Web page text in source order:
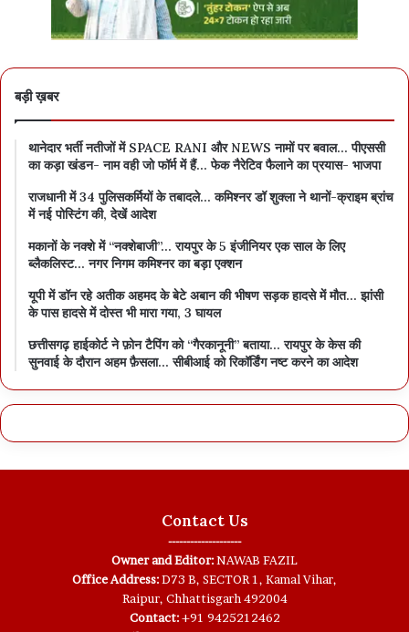
बड़ी ख़बर
थानेदार भर्ती नतीजों में SPACE RANI और NEWS नामों पर बवाल… पीएससी
का कड़ा खंडन- नाम वही जो फॉर्म में हैं… फेक नैरेटिव फैलाने का प्रयास- भाजपा
राजधानी में 34 पुलिसकर्मियों के तबादले… कमिश्नर डॉ शुक्ला ने थानों-क्राइम ब्रांच
में नई पोस्टिंग की, देखें आदेश
मकानों के नक्शे में “नक्शेबाजी”… रायपुर के 5 इंजीनियर एक साल के लिए
ब्लैकलिस्ट… नगर निगम कमिश्नर का बड़ा एक्शन
यूपी में डॉन रहे अतीक अहमद के बेटे अबान की भीषण सड़क हादसे में मौत… झांसी
के पास हादसे में दोस्त भी मारा गया, 3 घायल
छत्तीसगढ़ हाईकोर्ट ने फ़ोन टैपिंग को “गैरकानूनी” बताया… रायपुर के केस की
सुनवाई के दौरान अहम फ़ैसला… सीबीआई को रिकॉर्डिंग नष्ट करने का आदेश
Contact Us
--------------------
Owner and Editor:NAWAB FAZIL
Office Address:D73 B, SECTOR 1, Kamal Vihar,
Raipur, Chhattisgarh 492004
Contact:+91 9425212462